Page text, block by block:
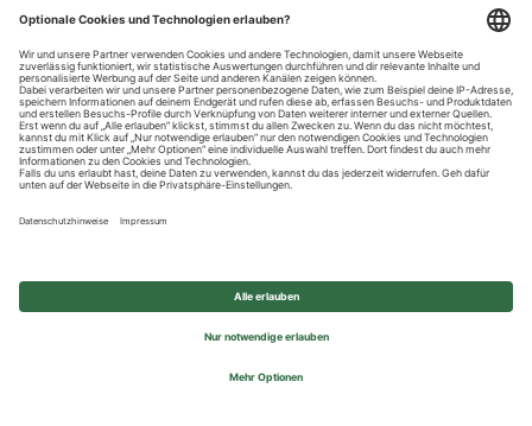
Datenschutzhinweise
Impressum
Privatsphäre-Einstellungen
© 2026 REWE Group - All rights reserved